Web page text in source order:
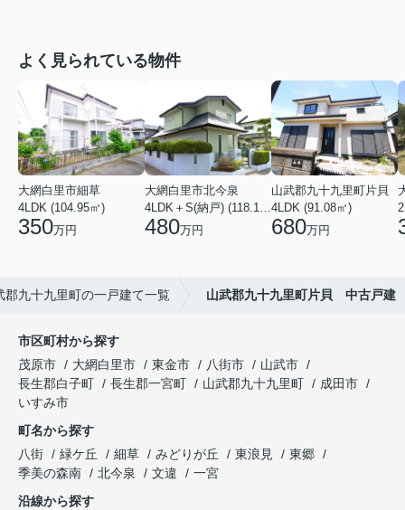
よく見られている物件
大網白里市細草
4LDK (104.95㎡)
350万円
大網白里市北今泉
4LDK＋S(納戸) (118.13㎡)
480万円
山武郡九十九里町片貝
4LDK (91.08㎡)
680万円
郡九十九里町の一戸建て一覧 山武郡九十九里町片貝 中古戸建
市区町村から探す
茂原市
大網白里市 東金市 八街市
山武市
長生郡白子町
長生郡一宮町 山武郡九十九里町
成田市
いすみ市
町名から探す
八街
緑ケ丘 細草 みどりが丘 東浪見
東郷
季美の森南
北今泉 文違
一宮
沿線から探す